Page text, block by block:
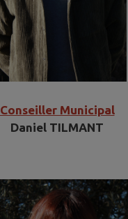
Conseiller Municipal
Daniel TILMANT